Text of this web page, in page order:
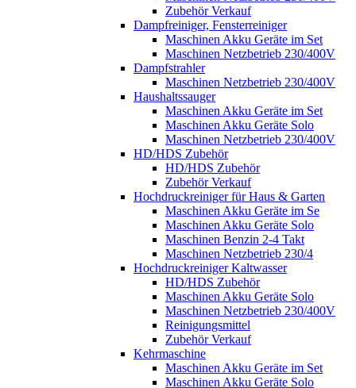
Zubehör Verkauf
Dampfreiniger, Fensterreiniger
Maschinen Akku Geräte im Set
Maschinen Netzbetrieb 230/400V
Dampfstrahler
Maschinen Netzbetrieb 230/400V
Haushaltssauger
Maschinen Akku Geräte im Set
Maschinen Akku Geräte Solo
Maschinen Netzbetrieb 230/400V
HD/HDS Zubehör
HD/HDS Zubehör
Zubehör Verkauf
Hochdruckreiniger für Haus & Garten
Maschinen Akku Geräte im Se
Maschinen Akku Geräte Solo
Maschinen Benzin 2-4 Takt
Maschinen Netzbetrieb 230/4
Hochdruckreiniger Kaltwasser
HD/HDS Zubehör
Maschinen Akku Geräte Solo
Maschinen Netzbetrieb 230/400V
Reinigungsmittel
Zubehör Verkauf
Kehrmaschine
Maschinen Akku Geräte im Set
Maschinen Akku Geräte Solo